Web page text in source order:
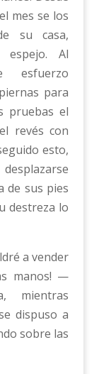
mes se los
su casa,
espejo. Al
esfuerzo
para
pruebas el
revés con
esto,
de sus pies
destreza lo
a vender
manos! —
mientras
dispuso a
sobre las